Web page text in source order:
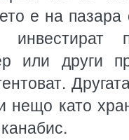
е на пазара
инвестират
или други
като